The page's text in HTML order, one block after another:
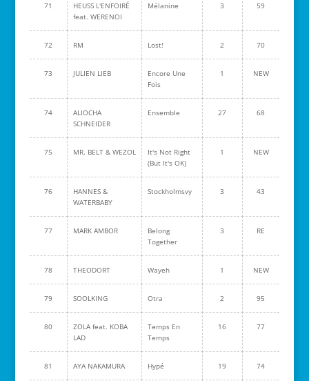
71
HEUSS L'ENFOIRÉ
feat. WERENOI
Mélanine 3 59
72 RM Lost! 2 70
73 JULIEN LIEB
Encore Une
Fois
1 NEW
74
ALIOCHA
SCHNEIDER
Ensemble 27 68
75 MR. BELT & WEZOL
It's Not Right
(But It's OK)
1 NEW
76
HANNES &
WATERBABY
Stockholmsvy 3 43
77 MARK AMBOR
Belong
Together
3 RE
78 THEODORT Wayeh 1 NEW
79 SOOLKING Otra 2 95
80
ZOLA feat. KOBA
LAD
Temps En
Temps
16 77
81 AYA NAKAMURA Hypé 19 74